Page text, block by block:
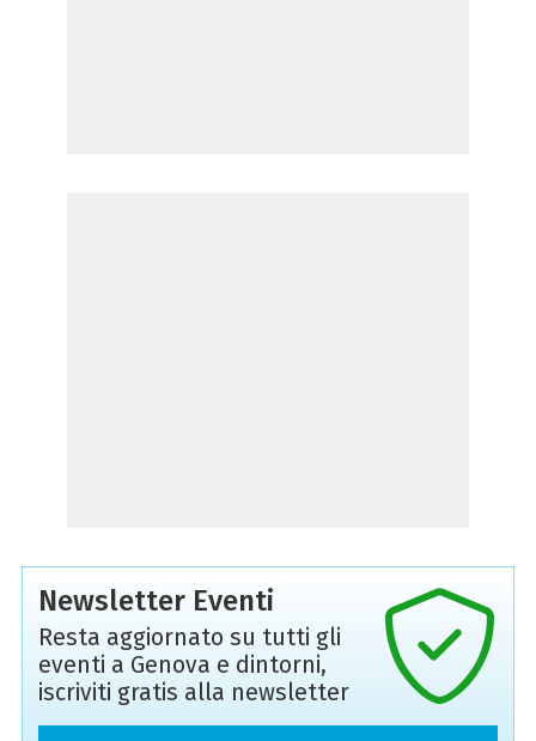
Newsletter Eventi
Resta aggiornato su tutti gli
eventi a Genova e dintorni,
iscriviti gratis alla newsletter